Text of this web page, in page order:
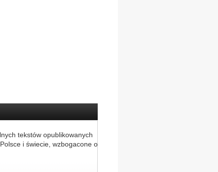
tekstów opublikowanych
i świecie, wzbogacone o